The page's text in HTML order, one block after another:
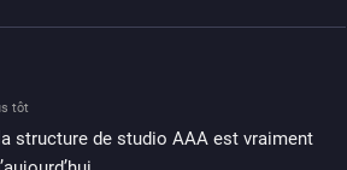
tôt
structure de studio AAA est vraiment